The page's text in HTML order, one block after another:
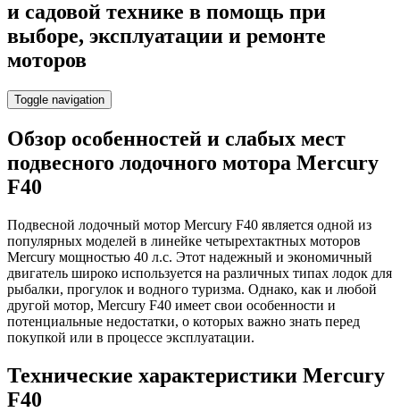
и садовой технике в помощь при
выборе, эксплуатации и ремонте
моторов
Toggle navigation
Обзор особенностей и слабых мест
подвесного лодочного мотора Mercury
F40
Подвесной лодочный мотор Mercury F40 является одной из
популярных моделей в линейке четырехтактных моторов
Mercury мощностью 40 л.с. Этот надежный и экономичный
двигатель широко используется на различных типах лодок для
рыбалки, прогулок и водного туризма. Однако, как и любой
другой мотор, Mercury F40 имеет свои особенности и
потенциальные недостатки, о которых важно знать перед
покупкой или в процессе эксплуатации.
Технические характеристики Mercury
F40